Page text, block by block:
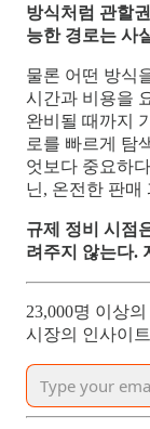
방식처럼 관할
능한 경로는 사
물론 어떤 방식
시간과 비용을
완비될 때까지
로를 빠르게 탐
엇보다 중요하
닌, 온전한 판매
규제 정비 시점
려주지 않는다.
23,000명 이상
시장의 인사이